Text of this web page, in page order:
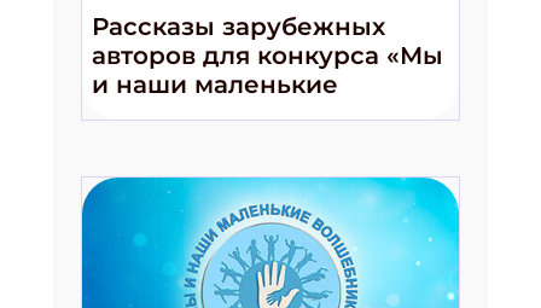
Рассказы зарубежных
авторов для конкурса «Мы
и наши маленькие
волшебники!»